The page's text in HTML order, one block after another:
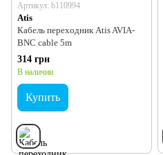
Артикул: b110994
Atis
Кабель переходник Atis AVIA-
BNC cable 5m
314 грн
В наличии
Купить